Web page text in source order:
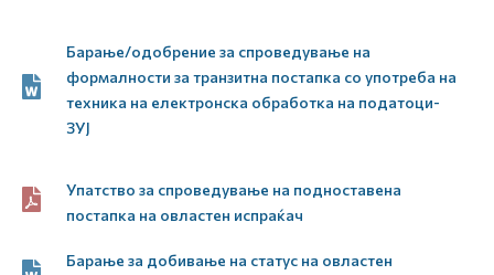
Барање/одобрение за спроведување на
формалности за транзитна постапка со употреба на
техника на електронска обработка на податоци-
ЗУЈ
Упатство за спроведување на подноставена
постапка на овластен испраќач
Барање за добивање на статус на овластен